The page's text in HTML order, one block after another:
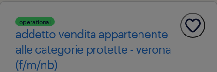
operational
addetto vendita appartenente
alle categorie protette - verona
(f/m/nb)